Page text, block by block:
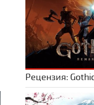
Рецензия: